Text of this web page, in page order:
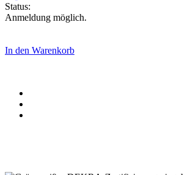
Status:
Anmeldung möglich.
In den Warenkorb